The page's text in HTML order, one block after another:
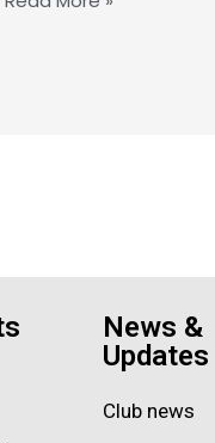
News &
Updates
Club news